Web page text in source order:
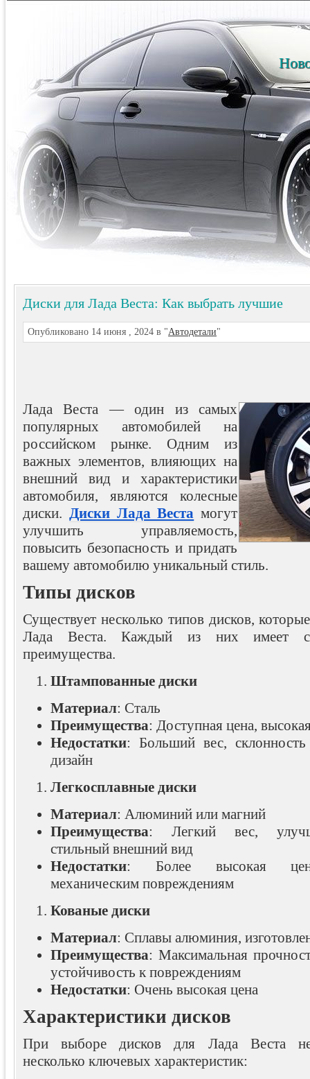
Диски для Лада Веста: Как выбрать лучшие
Опубликовано 14 июня , 2024 в "Автодетали"
Лада Веста — один из самых
популярных автомобилей на
российском рынке. Одним из
важных элементов, влияющих на
внешний вид и характеристики
автомобиля, являются колесные
диски. Диски Лада Веста могут
улучшить управляемость,
повысить безопасность и придать
вашему автомобилю уникальный стиль.
Типы дисков
Существует несколько типов дисков,
Лада Веста. Каждый из них имеет
преимущества.
Штампованные диски
Материал: Сталь
Преимущества: Доступная цена,
Недостатки: Больший вес,
дизайн
Легкосплавные диски
Материал: Алюминий или магний
Преимущества: Легкий вес,
стильный внешний вид
Недостатки: Более высокая
механическим повреждениям
Кованые диски
Материал: Сплавы алюминия,
Преимущества: Максимальная
устойчивость к повреждениям
Недостатки: Очень высокая цена
Характеристики дисков
При выборе дисков для Лада Веста
несколько ключевых характеристик: